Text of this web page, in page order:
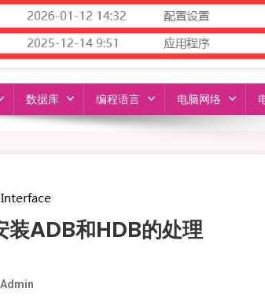
数据库 编程语言 电脑网络
装ADB和HDB的处理
Admin